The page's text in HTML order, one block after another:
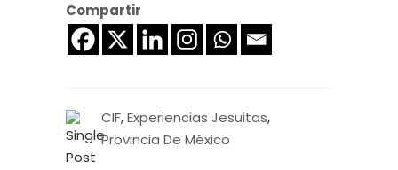
Compartir
CIF,Experiencias Jesuitas,
Provincia De México